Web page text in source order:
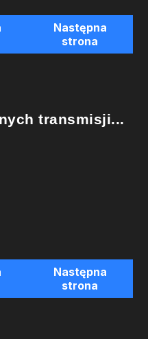
Następna
strona
transmisji...
Następna
strona